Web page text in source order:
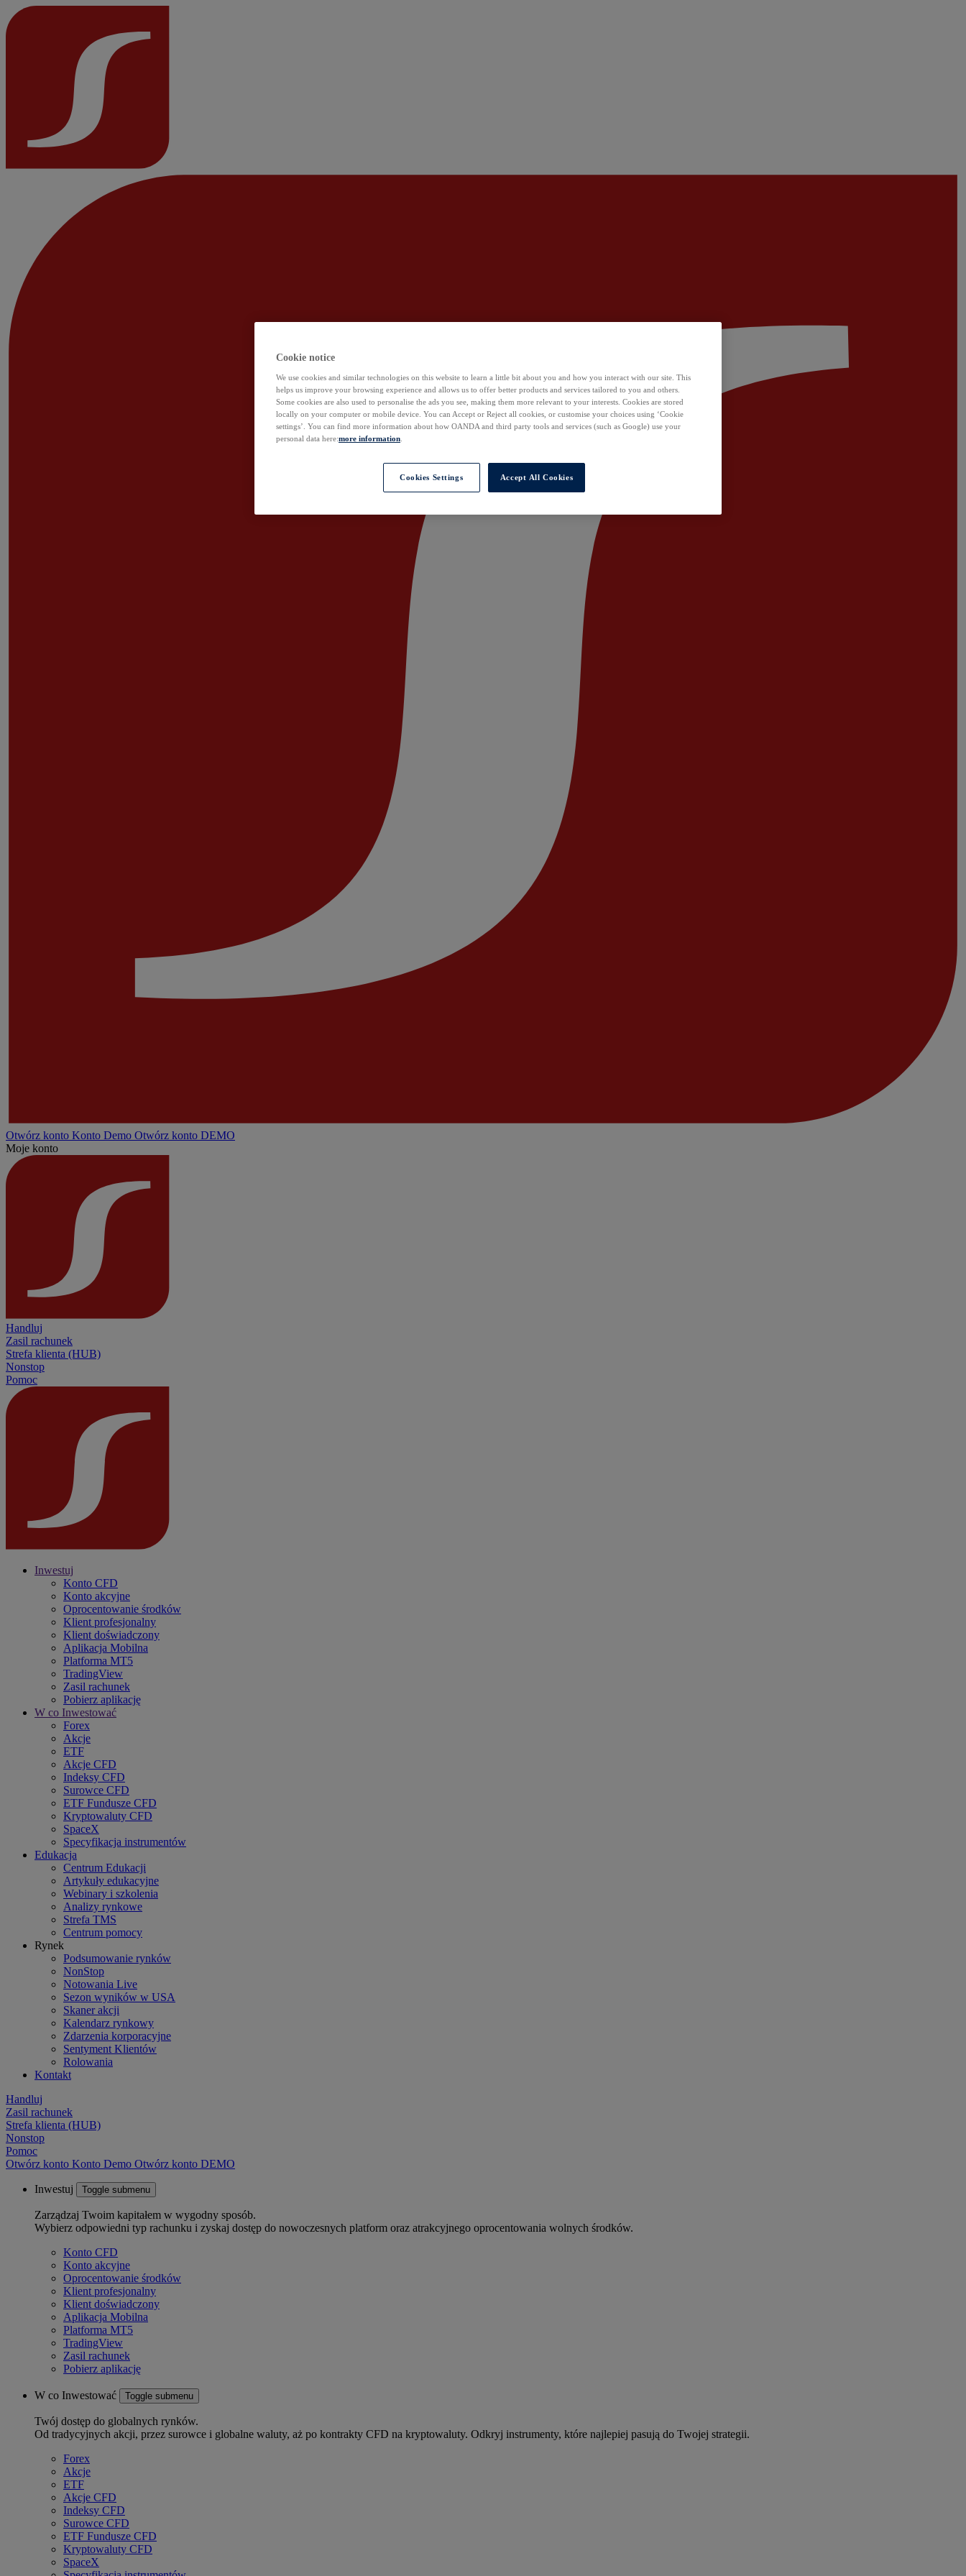
Otwórz konto Konto Demo Otwórz konto DEMO
Moje konto
Handluj
Zasil rachunek
Strefa klienta (HUB)
Nonstop
Pomoc
Inwestuj
Konto CFD
Konto akcyjne
Oprocentowanie środków
Klient profesjonalny
Klient doświadczony
Aplikacja Mobilna
Platforma MT5
TradingView
Zasil rachunek
Pobierz aplikację
W co Inwestować
Forex
Akcje
ETF
Akcje CFD
Indeksy CFD
Surowce CFD
ETF Fundusze CFD
Kryptowaluty CFD
SpaceX
Specyfikacja instrumentów
Edukacja
Centrum Edukacji
Artykuły edukacyjne
Webinary i szkolenia
Analizy rynkowe
Strefa TMS
Centrum pomocy
Rynek
Podsumowanie rynków
NonStop
Notowania Live
Sezon wyników w USA
Skaner akcji
Kalendarz rynkowy
Zdarzenia korporacyjne
Sentyment Klientów
Rolowania
Kontakt
Handluj
Zasil rachunek
Strefa klienta (HUB)
Nonstop
Pomoc
Otwórz konto Konto Demo Otwórz konto DEMO
Inwestuj Toggle submenu
Zarządzaj Twoim kapitałem w wygodny sposób.
Wybierz odpowiedni typ rachunku i zyskaj dostęp do nowoczesnych platform oraz atrakcyjnego oprocentowania wolnych środków.
Konto CFD
Konto akcyjne
Oprocentowanie środków
Klient profesjonalny
Klient doświadczony
Aplikacja Mobilna
Platforma MT5
TradingView
Zasil rachunek
Pobierz aplikację
W co Inwestować Toggle submenu
Twój dostęp do globalnych rynków.
Od tradycyjnych akcji, przez surowce i globalne waluty, aż po kontrakty CFD na kryptowaluty. Odkryj instrumenty, które najlepiej pasują do Twojej strategii.
Forex
Akcje
ETF
Akcje CFD
Indeksy CFD
Surowce CFD
ETF Fundusze CFD
Kryptowaluty CFD
SpaceX
Cookie notice
We use cookies and similar technologies on this website to learn a little bit about you and how you interact with our site. This
helps us improve your browsing experience and allows us to offer better products and services tailored to you and others.
Some cookies are also used to personalise the ads you see, making them more relevant to your interests. Cookies are stored
locally on your computer or mobile device. You can Accept or Reject all cookies, or customise your choices using ‘Cookie
settings’. You can find more information about how OANDA and third party tools and services (such as Google) use your
personal data here:more information
Cookies Settings Accept All Cookies